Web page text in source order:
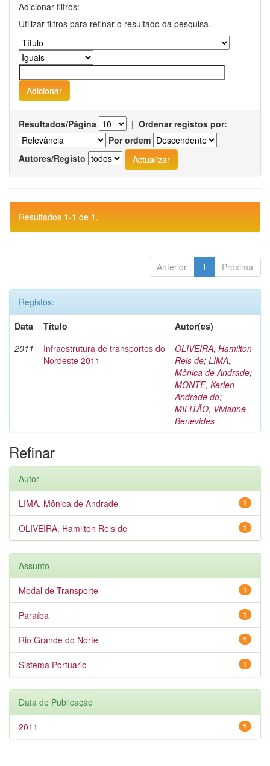
Adicionar filtros:
Utilizar filtros para refinar o resultado da pesquisa.
Resultados/Página | Ordenar registos por:
Por ordem
Autores/Registo
Resultados 1-1 de 1.
Anterior 1 Próxima
Registos:
Data
Título
Autor(es)
2011
Infraestrutura de transportes do
Nordeste 2011
OLIVEIRA, Hamilton
Reis de; LIMA,
Mônica de Andrade;
MONTE, Kerlen
Andrade do;
MILITÃO, Vivianne
Benevides
Refinar
Autor
1
LIMA, Mônica de Andrade
1
OLIVEIRA, Hamilton Reis de
Assunto
1
Modal de Transporte
1
Paraíba
1
Rio Grande do Norte
1
Sistema Portuário
Data de Publicação
1
2011